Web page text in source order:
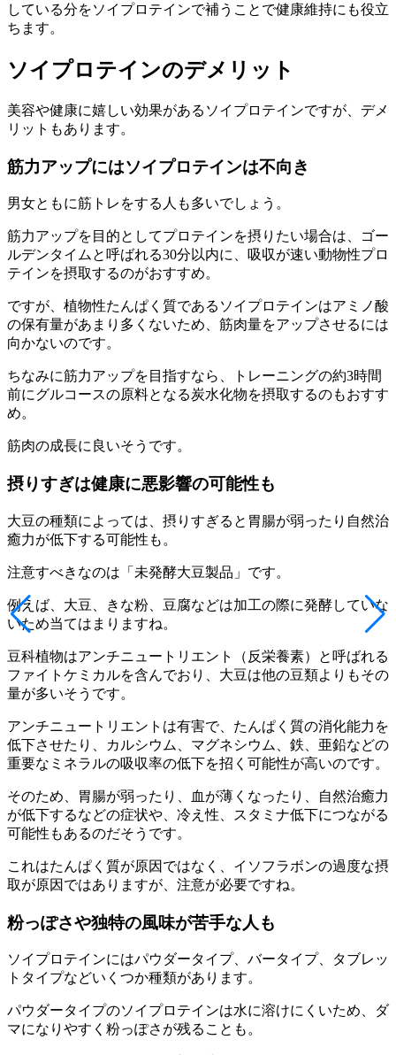
している分をソイプロテインで補う ことで健康維持にも役立
ちます。
ソイプロテインのデメリット
美容や健康に嬉しい効果があるソイプロテインですが、デメ
リットもあります。
筋力アップにはソイプロテインは不向き
男女ともに筋トレ をする人も多いでしょう。
筋力アップを目的としてプロテインを摂りたい場合は、ゴー
ルデンタイムと呼ばれる30分以内に、吸収が速い動物性プロ
テインを摂取するのがおすすめ。
ですが、植物性たんぱく質であるソイプロテインはアミノ酸
の保有量があまり多くないため、 筋肉量をアップさせるには
向かないのです。
ちなみに筋力アップを目指すなら、トレーニングの約3時間
前にグルコースの原料となる炭水化物を摂取するのもおすす
め。
筋肉の成長に良いそうです。
摂りすぎは健康に悪影響の可能性も
大豆の種類によっては、摂りすぎると胃腸が弱ったり自然治
癒力が低下する可能性も。
注意すべきなのは 「未発酵大豆製品」 です。
例えば、大豆、きな粉、豆腐などは加工の際に発酵していな
いため当てはまりますね。
豆科植物はアンチニュートリエント（反栄養素）と呼ばれる
ファイトケミカルを含んでおり、大豆は他の豆類よりもその
量が多いそうです。
アンチニュートリエントは有害で、たんぱく質の消化能力を
低下させたり、カルシウム、マグネシウム、鉄、亜鉛などの
重要なミネラルの吸収率の低下を招く可能性が高いのです。
そのため、胃腸が弱ったり、血が薄くなったり、自然治癒力
が低下するなどの症状や、冷え性、スタミナ低下につながる
可能性もあるのだそうです。
これはたんぱく質が原因ではなく、イソフラボンの過度な摂
取が原因ではありますが、注意が必要ですね。
粉っぽさや独特の風味が苦手な人も
ソイプロテインにはパウダータイプ、バータイプ、タブレッ
トタイプなどいくつか種類があります。
パウダータイプのソイプロテインは水に溶けにくいため、ダ
マになりやすく粉っぽさが残ることも。